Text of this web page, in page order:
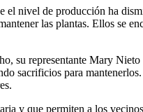
el nivel de producción ha
las plantas. Ellos se
su representante Mary
sacrificios para
y que permiten a los